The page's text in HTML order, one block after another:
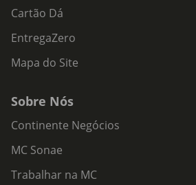
Cartão Dá
EntregaZero
Mapa do Site
Sobre Nós
Continente Negócios
MC Sonae
Trabalhar na MC